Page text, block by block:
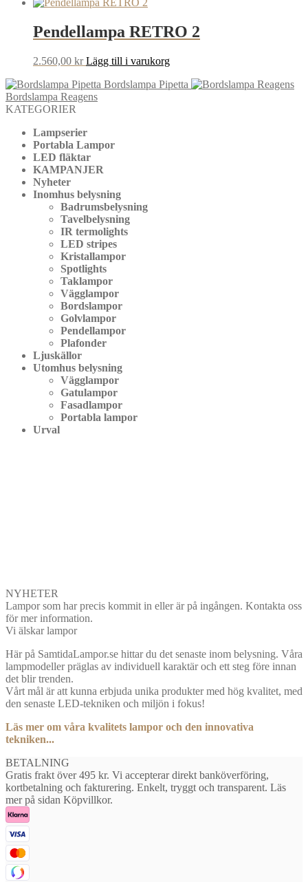
Pendellampa RETRO 2
2.560,00 kr Lägg till i varukorg
Bordslampa Pipetta
Bordslampa Reagens
KATEGORIER
Lampserier
Portabla Lampor
LED fläktar
KAMPANJER
Nyheter
Inomhus belysning
Badrumsbelysning
Tavelbelysning
IR termolights
LED stripes
Kristallampor
Spotlights
Taklampor
Vägglampor
Bordslampor
Golvlampor
Pendellampor
Plafonder
Ljuskällor
Utomhus belysning
Vägglampor
Gatulampor
Fasadlampor
Portabla lampor
Urval
NYHETER
Lampor som har precis kommit in eller är på ingången. Kontakta oss
för mer information.
Vi älskar lampor
Här på SamtidaLampor.se hittar du det senaste inom belysning. Våra
lampmodeller präglas av individuell karaktär och ett steg före innan
det blir trenden.
Vårt mål är att kunna erbjuda unika produkter med hög kvalitet, med
den senaste LED-tekniken och miljön i fokus!
Läs mer om våra kvalitets lampor och den innovativa
tekniken...
BETALNING
Gratis frakt över 495 kr. Vi accepterar direkt banköverföring,
kortbetalning och fakturering. Enkelt, tryggt och transparent. Läs
mer på sidan Köpvillkor.